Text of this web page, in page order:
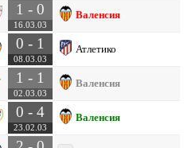
1 - 0
16.03.03
Валенсия
0 - 1
08.03.03
Атлетико
1 - 1
02.03.03
Валенсия
0 - 4
23.02.03
Валенсия